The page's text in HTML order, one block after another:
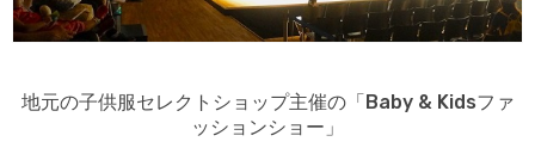
地元の子供服セレクトショップ主催の「Baby & Kidsファ
ッションショー」